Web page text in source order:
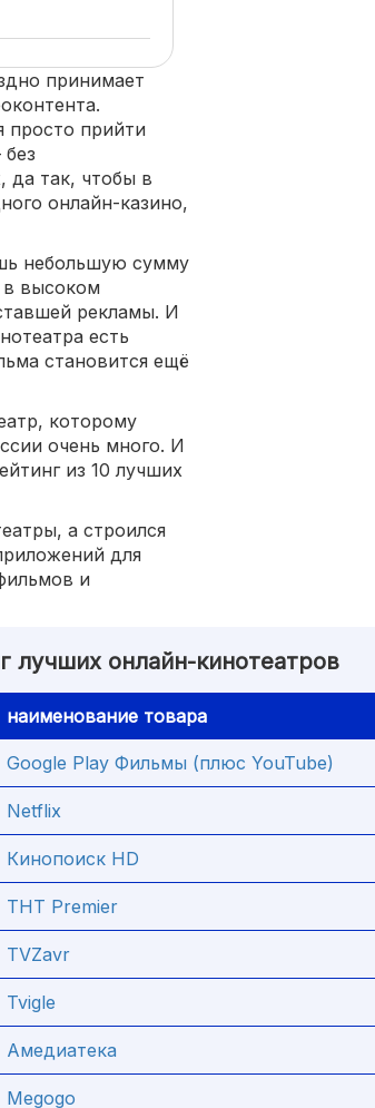
принимает
просто прийти
да так, чтобы в
онлайн-казино,
небольшую сумму
высоком
рекламы. И
есть
становится ещё
которому
очень много. И
из 10 лучших
а строился
для
и
лучших онлайн-кинотеатров
наименование товара
Google Play Фильмы (плюс YouTube)
Netflix
Кинопоиск HD
ТНТ Premier
TVZavr
Tvigle
Амедиатека
Megogo